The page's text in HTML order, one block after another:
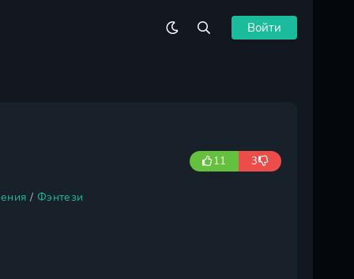
Войти
11 3
/ Фэнтези